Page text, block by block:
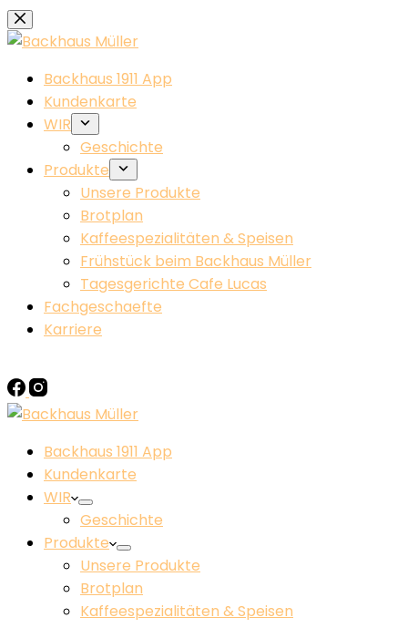
Zum
Inhalt
Backhaus 1911 App
Kundenkarte
WIR
Geschichte
Produkte
Unsere Produkte
Brotplan
Kaffeespezialitäten & Speisen
Frühstück beim Backhaus Müller​
Tagesgerichte Cafe Lucas
Fachgeschaefte
Karriere
Backhaus 1911 App
Kundenkarte
WIR
Geschichte
Produkte
Unsere Produkte
Brotplan
Kaffeespezialitäten & Speisen